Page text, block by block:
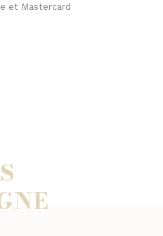
et Mastercard